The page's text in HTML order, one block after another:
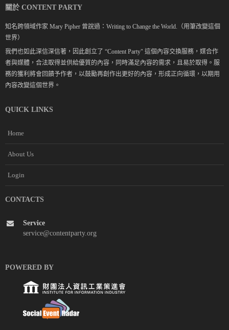
關於 CONTENT PARTY
知名跨領域作家 Mary Pipher 曾說過：Writing to Change the World.（用筆改變這個
世界）
我們也如此深信深信著，因此創立了 “Content Party" 這個內容交換服務，媒合作
者與媒體，合法取得並供給優質的內容，同時滿足內容的需求，且易於取得。服
務的獲利將會回饋予作者，以鼓勵再創作出更好的內容，形成正向循環，以期用
內容改變這個世界。
QUICK LINKS
Home
About Us
Login
CONTACTS
Service
service@contentparty.org
POWERED BY